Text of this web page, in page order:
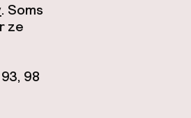
. Soms
ze
98